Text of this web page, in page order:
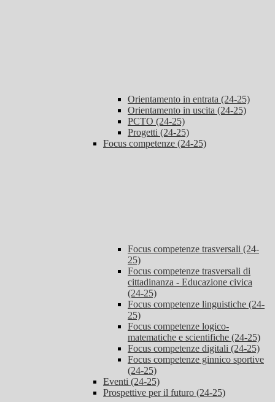
Orientamento in entrata (24-25)
Orientamento in uscita (24-25)
PCTO (24-25)
Progetti (24-25)
Focus competenze (24-25)
Focus competenze trasversali (24-
25)
Focus competenze trasversali di
cittadinanza - Educazione civica
(24-25)
Focus competenze linguistiche (24-
25)
Focus competenze logico-
matematiche e scientifiche (24-25)
Focus competenze digitali (24-25)
Focus competenze ginnico sportive
(24-25)
Eventi (24-25)
Prospettive per il futuro (24-25)